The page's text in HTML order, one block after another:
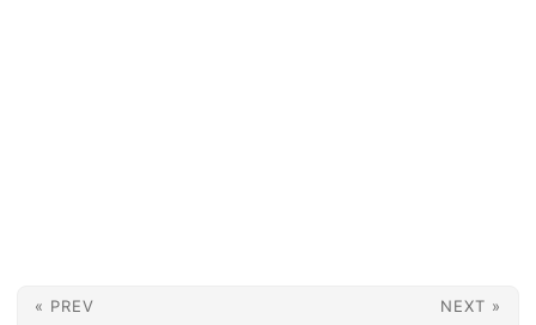
« PREV NEXT »